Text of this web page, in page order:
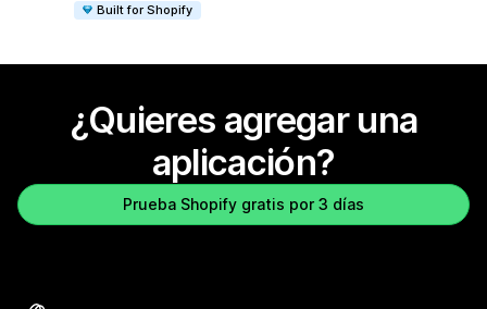
Built for Shopify
¿Quieres agregar una
aplicación?
Prueba Shopify gratis por 3 días